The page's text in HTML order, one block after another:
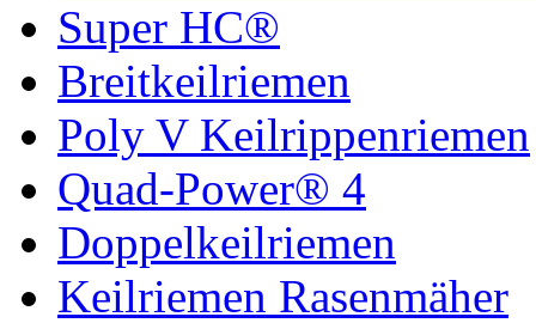
Super HC®
Breitkeilriemen
Poly V Keilrippenriemen
Quad-Power® 4
Doppelkeilriemen
Keilriemen Rasenmäher